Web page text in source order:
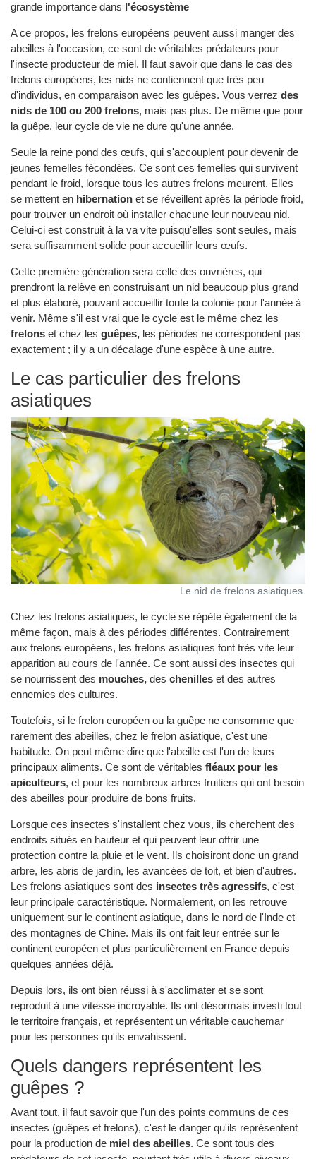
grande importance dans l'écosystème
A ce propos, les frelons européens peuvent aussi manger des
abeilles à l'occasion, ce sont de véritables prédateurs pour
l'insecte producteur de miel. Il faut savoir que dans le cas des
frelons européens, les nids ne contiennent que très peu
d'individus, en comparaison avec les guêpes. Vous verrez des
nids de 100 ou 200 frelons, mais pas plus. De même que pour
la guêpe, leur cycle de vie ne dure qu'une année.
Seule la reine pond des œufs, qui s'accouplent pour devenir de
jeunes femelles fécondées. Ce sont ces femelles qui survivent
pendant le froid, lorsque tous les autres frelons meurent. Elles
se mettent en hibernation et se réveillent après la période froid,
pour trouver un endroit où installer chacune leur nouveau nid.
Celui-ci est construit à la va vite puisqu'elles sont seules, mais
sera suffisamment solide pour accueillir leurs œufs.
Cette première génération sera celle des ouvrières, qui
prendront la relève en construisant un nid beaucoup plus grand
et plus élaboré, pouvant accueillir toute la colonie pour l'année à
venir. Même s'il est vrai que le cycle est le même chez les
frelons et chez les guêpes, les périodes ne correspondent pas
exactement ; il y a un décalage d'une espèce à une autre.
Le cas particulier des frelons
asiatiques
Le nid de frelons asiatiques.
Chez les frelons asiatiques, le cycle se répète également de la
même façon, mais à des périodes différentes. Contrairement
aux frelons européens, les frelons asiatiques font très vite leur
apparition au cours de l'année. Ce sont aussi des insectes qui
se nourrissent des mouches, des chenilles et des autres
ennemies des cultures.
Toutefois, si le frelon européen ou la guêpe ne consomme que
rarement des abeilles, chez le frelon asiatique, c'est une
habitude. On peut même dire que l'abeille est l'un de leurs
principaux aliments. Ce sont de véritables fléaux pour les
apiculteurs, et pour les nombreux arbres fruitiers qui ont besoin
des abeilles pour produire de bons fruits.
Lorsque ces insectes s'installent chez vous, ils cherchent des
endroits situés en hauteur et qui peuvent leur offrir une
protection contre la pluie et le vent. Ils choisiront donc un grand
arbre, les abris de jardin, les avancées de toit, et bien d'autres.
Les frelons asiatiques sont des insectes très agressifs, c'est
leur principale caractéristique. Normalement, on les retrouve
uniquement sur le continent asiatique, dans le nord de l'Inde et
des montagnes de Chine. Mais ils ont fait leur entrée sur le
continent européen et plus particulièrement en France depuis
quelques années déjà.
Depuis lors, ils ont bien réussi à s'acclimater et se sont
reproduit à une vitesse incroyable. Ils ont désormais investi tout
le territoire français, et représentent un véritable cauchemar
pour les personnes qu'ils envahissent.
Quels dangers représentent les
guêpes ?
Avant tout, il faut savoir que l'un des points communs de ces
insectes (guêpes et frelons), c'est le danger qu'ils représentent
pour la production de miel des abeilles. Ce sont tous des